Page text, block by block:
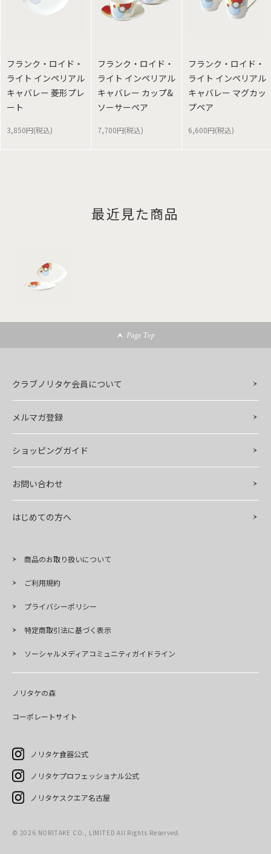
フランク・ロイド・
ライト インペリアル
キャバレー 菱形プレ
ート
3,850円(税込)
フランク・ロイド・
ライト インペリアル
キャバレー カップ&
ソーサーペア
7,700円(税込)
フランク・ロイド・
ライト インペリアル
キャバレー マグカッ
プペア
6,600円(税込)
最近見た商品
Page Top
クラブノリタケ会員について
メルマガ登録
ショッピングガイド
お問い合わせ
はじめての方へ
商品のお取り扱いについて
ご利用規約
プライバシーポリシー
特定商取引法に基づく表示
ソーシャルメディアコミュニティガイドライン
ノリタケの森
コーポレートサイト
ノリタケ食器公式
ノリタケプロフェッショナル公式
ノリタケスクエア名古屋
© 2026 NORITAKE CO., LIMITED All Rights Reserved.